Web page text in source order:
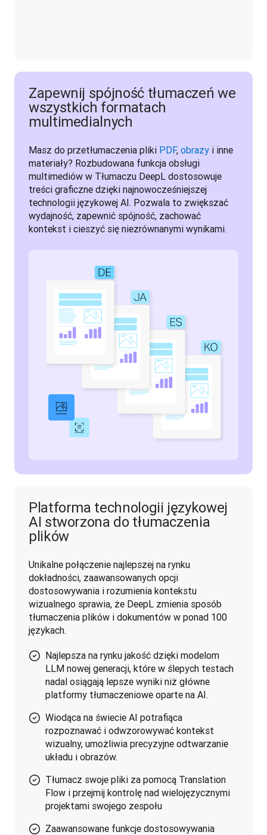
Zapewnij spójność tłumaczeń we
wszystkich formatach
multimedialnych
Masz do przetłumaczenia pliki PDF, obrazy i inne
materiały? Rozbudowana funkcja obsługi
multimediów w Tłumaczu DeepL dostosowuje
treści graficzne dzięki najnowocześniejszej
technologii językowej AI. Pozwala to zwiększać
wydajność, zapewnić spójność, zachować
kontekst i cieszyć się niezrównanymi wynikami.
Platforma technologii językowej
AI stworzona do tłumaczenia
plików
Unikalne połączenie najlepszej na rynku
dokładności, zaawansowanych opcji
dostosowywania i rozumienia kontekstu
wizualnego sprawia, że DeepL zmienia sposób
tłumaczenia plików i dokumentów w ponad 100
językach.
Najlepsza na rynku jakość dzięki modelom
LLM nowej generacji, które w ślepych testach
nadal osiągają lepsze wyniki niż główne
platformy tłumaczeniowe oparte na AI.
Wiodąca na świecie AI potrafiąca
rozpoznawać i odwzorowywać kontekst
wizualny, umożliwia precyzyjne odtwarzanie
układu i obrazów.
Tłumacz swoje pliki za pomocą Translation
Flow i przejmij kontrolę nad wielojęzycznymi
projektami swojego zespołu
Zaawansowane funkcje dostosowywania